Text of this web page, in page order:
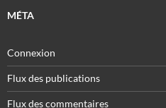
MÉTA
Connexion
Flux des publications
Flux des commentaires